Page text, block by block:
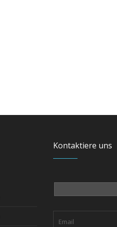
Kontaktiere uns